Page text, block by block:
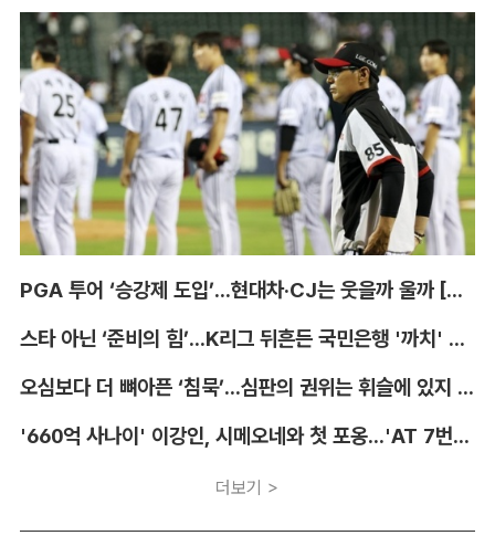
PGA 투어 ‘승강제 도입’...현대차·CJ는 웃을까 울까 [박호윤의 IN&OUT]
스타 아닌 ‘준비의 힘’...K리그 뒤흔든 국민은행 '까치' 사단 [이영규의 비욘더매치]
오심보다 더 뼈아픈 ‘침묵’...심판의 권위는 휘슬에 있지 않다 [박순규의 창]
'660억 사나이' 이강인, 시메오네와 첫 포옹...'AT 7번' 데뷔 초읽기
더보기 >